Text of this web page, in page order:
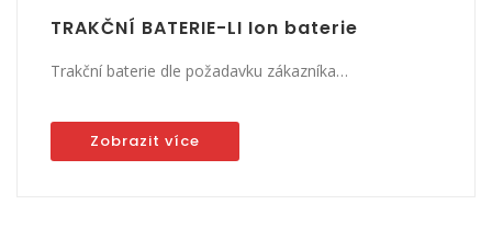
TRAKČNÍ BATERIE-LI Ion baterie
Trakční baterie dle požadavku zákazníka…
Zobrazit více